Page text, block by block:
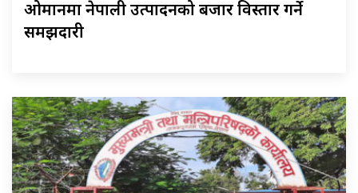
ओमानमा नेपाली उत्पादनको बजार विस्तार गर्ने
समझदारी